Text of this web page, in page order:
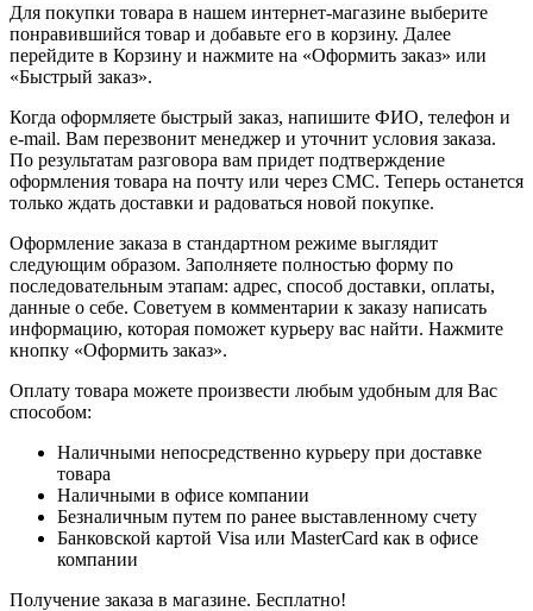
Для покупки товара в нашем интернет-магазине выберите
понравившийся товар и добавьте его в корзину. Далее
перейдите в Корзину и нажмите на «Оформить заказ» или
«Быстрый заказ».
Когда оформляете быстрый заказ, напишите ФИО, телефон и
e-mail. Вам перезвонит менеджер и уточнит условия заказа.
По результатам разговора вам придет подтверждение
оформления товара на почту или через СМС. Теперь останется
только ждать доставки и радоваться новой покупке.
Оформление заказа в стандартном режиме выглядит
следующим образом. Заполняете полностью форму по
последовательным этапам: адрес, способ доставки, оплаты,
данные о себе. Советуем в комментарии к заказу написать
информацию, которая поможет курьеру вас найти. Нажмите
кнопку «Оформить заказ».
Оплату товара можете произвести любым удобным для Вас
способом:
Наличными непосредственно курьеру при доставке
товара
Наличными в офисе компании
Безналичным путем по ранее выставленному счету
Банковской картой Visa или MasterCard как в офисе
компании
Получение заказа в магазине. Бесплатно!